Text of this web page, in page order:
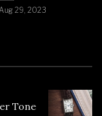
Aug 29, 2023
Tone